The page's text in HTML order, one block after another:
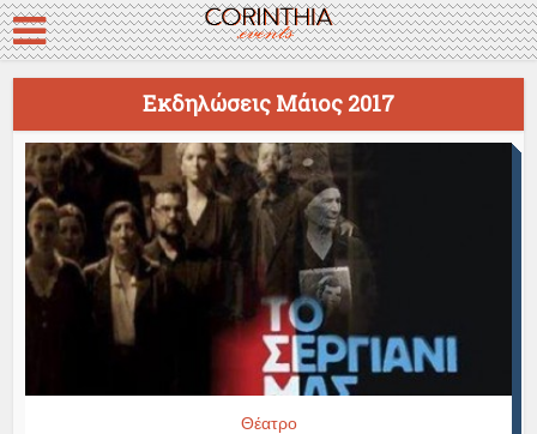
Εκδηλώσεις Μάιος 2017
Θέατρο